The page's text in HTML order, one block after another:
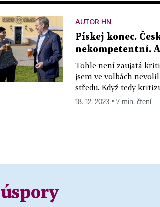
AUTOR HN
Pískej konec.
nekompetentní.
Tohle není zaujatá
jsem ve volbách
středu. Když tedy
18. 12. 2023 ▪ 7 min. čtení
úspory